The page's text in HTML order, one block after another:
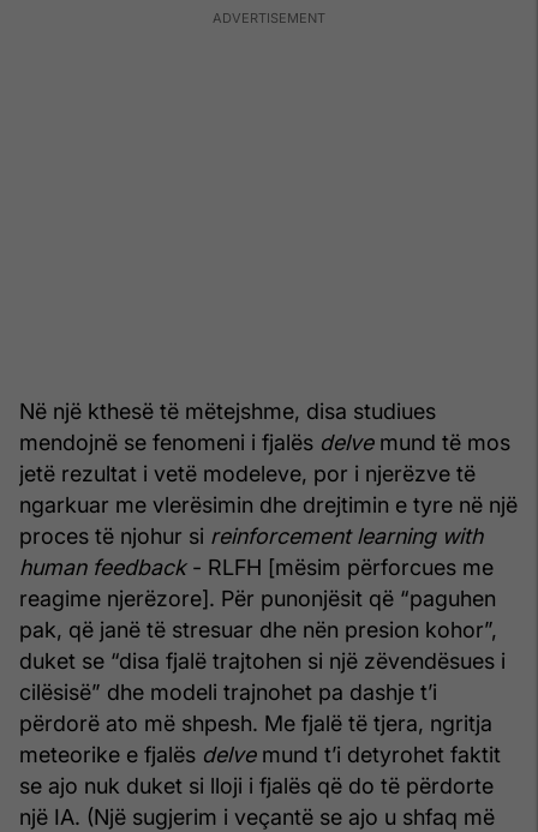
Në një kthesë të mëtejshme, disa studiues
mendojnë se fenomeni i fjalës delvemund të mos
jetë rezultat i vetë modeleve, por i njerëzve të
ngarkuar me vlerësimin dhe drejtimin e tyre në një
proces të njohur si reinforcement learning with
human feedback- RLFH [mësim përforcues me
reagime njerëzore]. Për punonjësit që “paguhen
pak, që janë të stresuar dhe nën presion kohor”,
duket se “disa fjalë trajtohen si një zëvendësues i
cilësisë” dhe modeli trajnohet pa dashje t’i
përdorë ato më shpesh. Me fjalë të tjera, ngritja
meteorike e fjalës delvemund t’i detyrohet faktit
se ajo nuk duket si lloji i fjalës që do të përdorte
një IA. (Një sugjerim i veçantë se ajo u shfaq më